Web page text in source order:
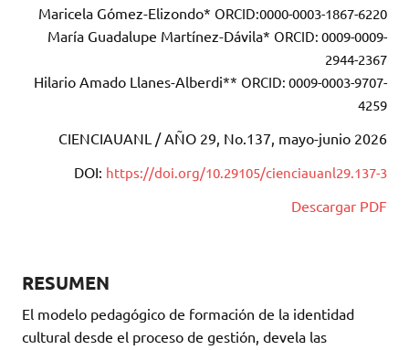
Maricela Gómez-Elizondo* ORCID:0000-0003-1867-6220
María Guadalupe Martínez-Dávila* ORCID: 0009-0009-
2944-2367
Hilario Amado Llanes-Alberdi** ORCID: 0009-0003-9707-
4259
CIENCIAUANL / AÑO 29, No.137, mayo-junio 2026
DOI: https://doi.org/10.29105/cienciauanl29.137-3
Descargar PDF
RESUMEN
El modelo pedagógico de formación de la identidad
cultural desde el proceso de gestión, devela las